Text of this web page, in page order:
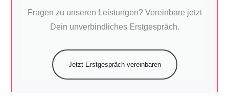
Fragen zu unseren Leistungen? Vereinbare jetzt
Dein unverbindliches Erstgespräch.
Jetzt Erstgespräch vereinbaren